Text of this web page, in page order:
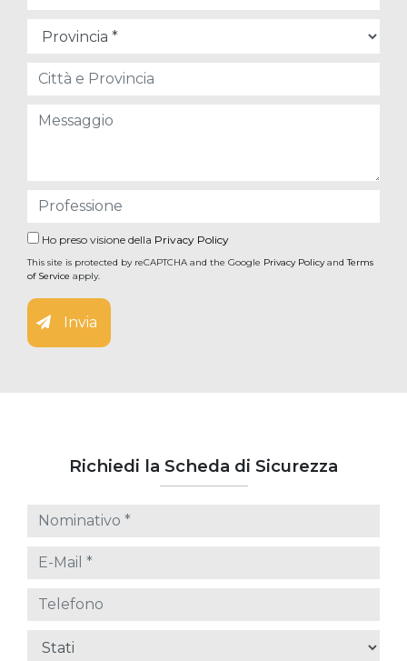
Ho preso visione della Privacy Policy
This site is protected by reCAPTCHA and the Google Privacy PolicyandTerms
of Service apply.
Invia
Richiedi la Scheda di Sicurezza